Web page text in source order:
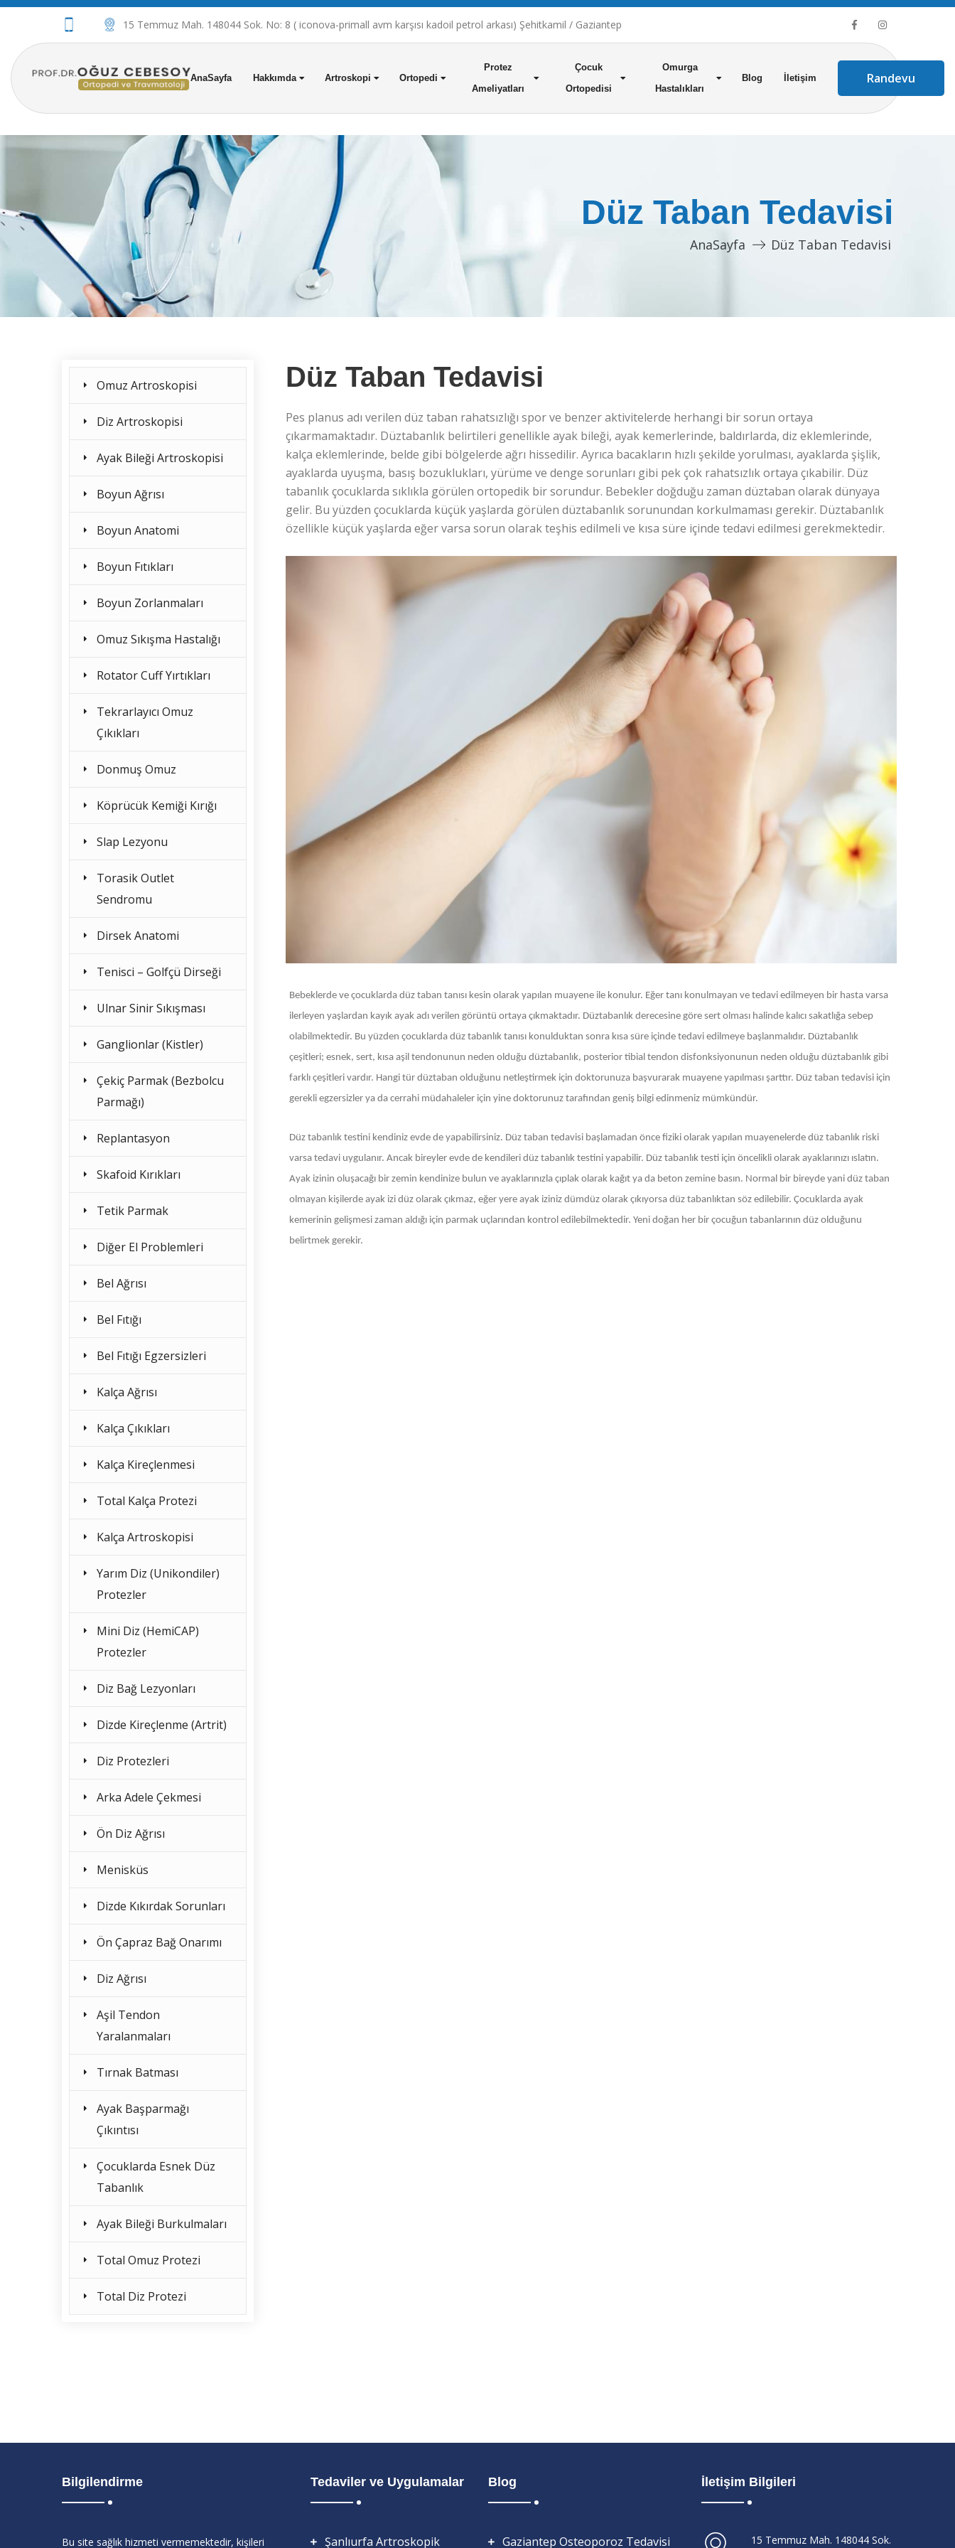
15 Temmuz Mah. 148044 Sok. No: 8 ( iconova-primall avm karşısı kadoil petrol arkası) Şehitkamil / Gaziantep
AnaSayfa Hakkımda Artroskopi Ortopedi
Protez
Ameliyatları
Çocuk
Ortopedisi
Omurga
Hastalıkları
Blog İletişim Randevu
Düz Taban Tedavisi
AnaSayfa Düz Taban Tedavisi
Düz Taban Tedavisi
Pes planus adı verilen düz taban rahatsızlığı spor ve benzer aktivitelerde herhangi bir sorun ortaya
çıkarmamaktadır. Düztabanlık belirtileri genellikle ayak bileği, ayak kemerlerinde, baldırlarda, diz eklemlerinde,
kalça eklemlerinde, belde gibi bölgelerde ağrı hissedilir. Ayrıca bacakların hızlı şekilde yorulması, ayaklarda şişlik,
ayaklarda uyuşma, basış bozuklukları, yürüme ve denge sorunları gibi pek çok rahatsızlık ortaya çıkabilir. Düz
tabanlık çocuklarda sıklıkla görülen ortopedik bir sorundur. Bebekler doğduğu zaman düztaban olarak dünyaya
gelir. Bu yüzden çocuklarda küçük yaşlarda görülen düztabanlık sorunundan korkulmaması gerekir. Düztabanlık
özellikle küçük yaşlarda eğer varsa sorun olarak teşhis edilmeli ve kısa süre içinde tedavi edilmesi gerekmektedir.
Bebeklerde ve çocuklarda düz taban tanısı kesin olarak yapılan muayene ile konulur. Eğer tanı konulmayan ve tedavi edilmeyen bir hasta varsa
ilerleyen yaşlardan kayık ayak adı verilen görüntü ortaya çıkmaktadır. Düztabanlık derecesine göre sert olması halinde kalıcı sakatlığa sebep
olabilmektedir. Bu yüzden çocuklarda düz tabanlık tanısı konulduktan sonra kısa süre içinde tedavi edilmeye başlanmalıdır. Düztabanlık
çeşitleri; esnek, sert, kısa aşil tendonunun neden olduğu düztabanlık, posterior tibial tendon disfonksiyonunun neden olduğu düztabanlık gibi
farklı çeşitleri vardır. Hangi tür düztaban olduğunu netleştirmek için doktorunuza başvurarak muayene yapılması şarttır. Düz taban tedavisi için
gerekli egzersizler ya da cerrahi müdahaleler için yine doktorunuz tarafından geniş bilgi edinmeniz mümkündür.
Düz tabanlık testini kendiniz evde de yapabilirsiniz. Düz taban tedavisi başlamadan önce fiziki olarak yapılan muayenelerde düz tabanlık riski
varsa tedavi uygulanır. Ancak bireyler evde de kendileri düz tabanlık testini yapabilir. Düz tabanlık testi için öncelikli olarak ayaklarınızı ıslatın.
Ayak izinin oluşacağı bir zemin kendinize bulun ve ayaklarınızla çıplak olarak kağıt ya da beton zemine basın. Normal bir bireyde yani düz taban
olmayan kişilerde ayak izi düz olarak çıkmaz, eğer yere ayak iziniz dümdüz olarak çıkıyorsa düz tabanlıktan söz edilebilir. Çocuklarda ayak
kemerinin gelişmesi zaman aldığı için parmak uçlarından kontrol edilebilmektedir. Yeni doğan her bir çocuğun tabanlarının düz olduğunu
belirtmek gerekir.
Omuz Artroskopisi
Diz Artroskopisi
Ayak Bileği Artroskopisi
Boyun Ağrısı
Boyun Anatomi
Boyun Fıtıkları
Boyun Zorlanmaları
Omuz Sıkışma Hastalığı
Rotator Cuff Yırtıkları
Tekrarlayıcı Omuz
Çıkıkları
Donmuş Omuz
Köprücük Kemiği Kırığı
Slap Lezyonu
Torasik Outlet
Sendromu
Dirsek Anatomi
Tenisci – Golfçü Dirseği
Ulnar Sinir Sıkışması
Ganglionlar (Kistler)
Çekiç Parmak (Bezbolcu
Parmağı)
Replantasyon
Skafoid Kırıkları
Tetik Parmak
Diğer El Problemleri
Bel Ağrısı
Bel Fıtığı
Bel Fıtığı Egzersizleri
Kalça Ağrısı
Kalça Çıkıkları
Kalça Kireçlenmesi
Total Kalça Protezi
Kalça Artroskopisi
Yarım Diz (Unikondiler)
Protezler
Mini Diz (HemiCAP)
Protezler
Diz Bağ Lezyonları
Dizde Kireçlenme (Artrit)
Diz Protezleri
Arka Adele Çekmesi
Ön Diz Ağrısı
Menisküs
Dizde Kıkırdak Sorunları
Ön Çapraz Bağ Onarımı
Diz Ağrısı
Aşil Tendon
Yaralanmaları
Tırnak Batması
Ayak Başparmağı
Çıkıntısı
Çocuklarda Esnek Düz
Tabanlık
Ayak Bileği Burkulmaları
Total Omuz Protezi
Total Diz Protezi
Bilgilendirme
Bu site sağlık hizmeti vermemektedir, kişileri
Tedaviler ve Uygulamalar
Şanlıurfa Artroskopik
Blog
Gaziantep Osteoporoz Tedavisi
İletişim Bilgileri
15 Temmuz Mah. 148044 Sok.